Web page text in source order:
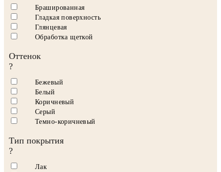
Брашированная
Гладкая поверхность
Глянцевая
Обработка щеткой
Оттенок
?
Бежевый
Белый
Коричневый
Серый
Темно-коричневый
Тип покрытия
?
Лак